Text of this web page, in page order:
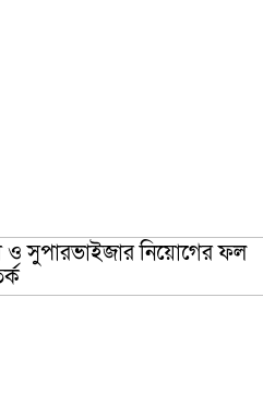
ও সুপারভাইজার নিয়োগের ফল